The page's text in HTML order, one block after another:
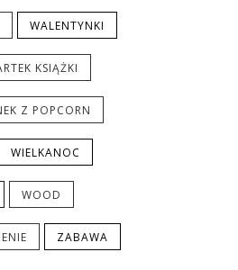
WALENTYNKI
KSIĄŻKI
Z POPCORN
WIELKANOC
WOOD
ZABAWA